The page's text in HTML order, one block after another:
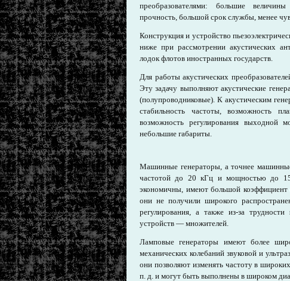
преобразователями: большие
прочность, большой срок службы, менее
Конструкция и устройство
ниже при рассмотрении акустических
лодок флотов иностранных государств.
Для работы акустических
Эту задачу выполняют акустические
(полупроводниковые). К акустическим
стабильность частоты, возможность
возможность регулирования выходной
небольшие габариты.
Машинные генераторы, а точнее
частотой до 20 кГц и мощностью до
экономичны, имеют большой коэффициент
они не получили широкого
регулирования, а также из-за
устройств — множителей.
Ламповые генераторы имеют более
механических колебаний звуковой и
они позволяют изменять частоту в
п. д. и могут быть выполнены в широком